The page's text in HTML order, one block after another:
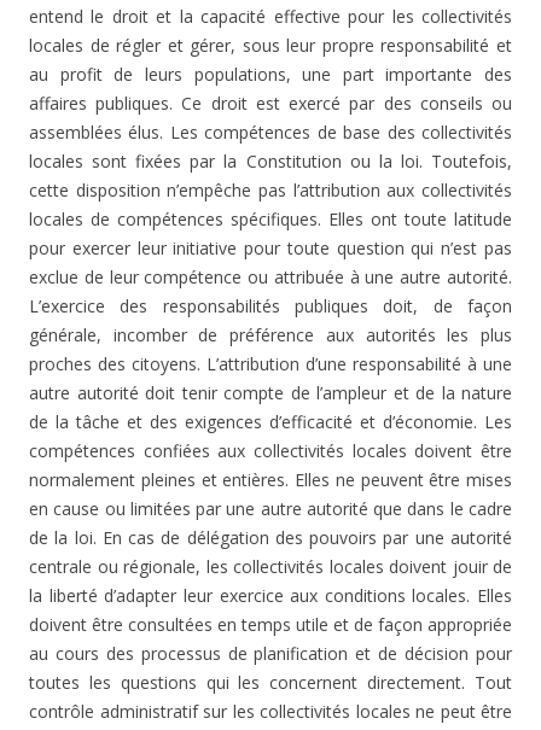
entend le droit et la capacité effective pour les collectivités
locales de régler et gérer, sous leur propre responsabilité et
au profit de leurs populations, une part importante des
affaires publiques. Ce droit est exercé par des conseils ou
assemblées élus. Les compétences de base des collectivités
locales sont fixées par la Constitution ou la loi. Toutefois,
cette disposition n’empêche pas l’attribution aux collectivités
locales de compétences spécifiques. Elles ont toute latitude
pour exercer leur initiative pour toute question qui n’est pas
exclue de leur compétence ou attribuée à une autre autorité.
L’exercice des responsabilités publiques doit, de façon
générale, incomber de préférence aux autorités les plus
proches des citoyens. L’attribution d’une responsabilité à une
autre autorité doit tenir compte de l’ampleur et de la nature
de la tâche et des exigences d’efficacité et d’économie. Les
compétences confiées aux collectivités locales doivent être
normalement pleines et entières. Elles ne peuvent être mises
en cause ou limitées par une autre autorité que dans le cadre
de la loi. En cas de délégation des pouvoirs par une autorité
centrale ou régionale, les collectivités locales doivent jouir de
la liberté d’adapter leur exercice aux conditions locales. Elles
doivent être consultées en temps utile et de façon appropriée
au cours des processus de planification et de décision pour
toutes les questions qui les concernent directement. Tout
contrôle administratif sur les collectivités locales ne peut être